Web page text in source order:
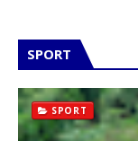
SPORT
SPORT